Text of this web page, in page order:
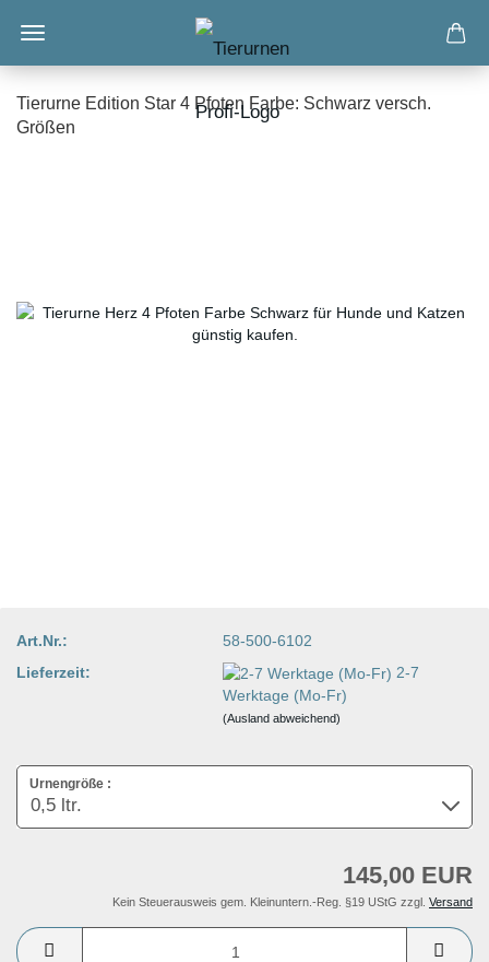
Tierurne Edition Star 4 Pfoten Farbe: Schwarz versch.
Größen
Art.Nr.:
58-500-6102
Lieferzeit:
2-7
Werktage (Mo-Fr)
(Ausland abweichend)
Urnengröße :
145,00 EUR
Kein Steuerausweis gem. Kleinuntern.-Reg. §19 UStG zzgl. Versand